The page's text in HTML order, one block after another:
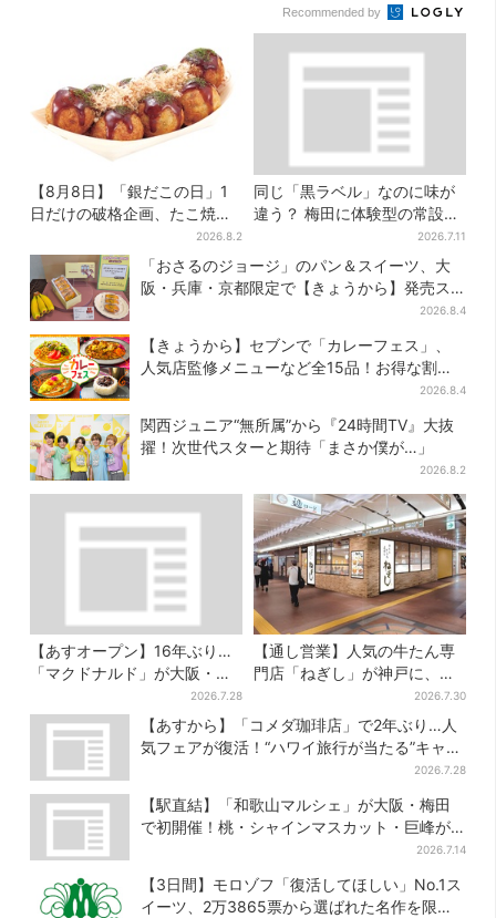
Recommended by
【8月8日】「銀だこの日」1
日だけの破格企画、たこ焼き1
舟が88円に…先着88名限り
2026.8.2
同じ「黒ラベル」なのに味が
違う？ 梅田に体験型の常設
店、“1人2杯まで”で0次会にも
便利
2026.7.11
「おさるのジョージ」のパン＆スイーツ、大
阪・兵庫・京都限定で【きょうから】発売ス
2026.8.4
【きょうから】セブンで「カレーフェス」、
人気店監修メニューなど全15品！お得な割引
2026.8.4
関西ジュニア“無所属”から『24時間TV』大抜
擢！次世代スターと期待「まさか僕が…」
2026.8.2
【あすオープン】16年ぶり…
「マクドナルド」が大阪・本
町に帰ってくる！駅から徒歩1
分＆23時まで
2026.7.28
【通し営業】人気の牛たん専
門店「ねぎし」が神戸に、
「想像しただけでお腹空
く…」SNSで喜びの声
2026.7.30
【あすから】「コメダ珈琲店」で2年ぶり…人
気フェアが復活！“ハワイ旅行が当たる”キャン
2026.7.28
【駅直結】「和歌山マルシェ」が大阪・梅田
で初開催！桃・シャインマスカット・巨峰が
2026.7.14
【3日間】モロゾフ「復活してほしい」No.1ス
イーツ、2万3865票から選ばれた名作を限定